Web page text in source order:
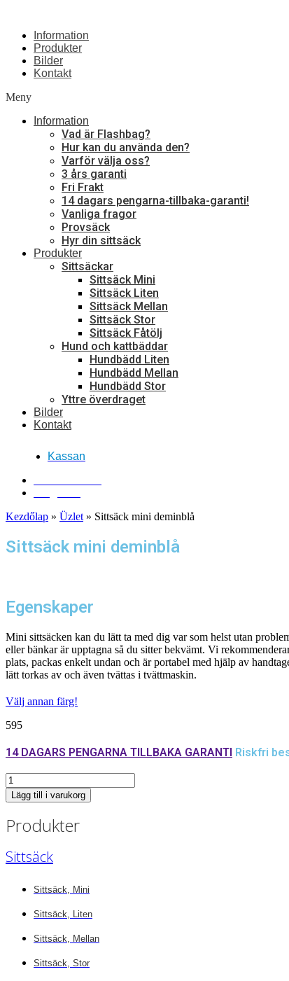
Information
Produkter
Bilder
Kontakt
Meny
Information
Vad är Flashbag?
Hur kan du använda den?
Varför välja oss?
3 års garanti
Fri Frakt
14 dagars pengarna-tillbaka-garanti!
Vanliga fragor
Provsäck
Hyr din sittsäck
Produkter
Sittsäckar
Sittsäck Mini
Sittsäck Liten
Sittsäck Mellan
Sittsäck Stor
Sittsäck Fåtölj
Hund och kattbäddar
Hundbädd Liten
Hundbädd Mellan
Hundbädd Stor
Yttre överdraget
Bilder
Kontakt
Kassan
Kezdőlap » Üzlet » Sittsäck mini deminblå
Sittsäck mini deminblå
Egenskaper
Mini sittsäcken kan du lätt ta med dig var som helst utan
eller bänkar är upptagna så du sitter bekvämt. Vi
plats, packas enkelt undan och är portabel med hjälp av
lätt torkas av och även tvättas i tvättmaskin.
Välj annan färg!
595
14 DAGARS PENGARNA TILLBAKA GARANTI Riskfri
Sittsäck
mini
deminblå
Lägg till i varukorg
Produkter
Sittsäck
Sittsäck, Mini
Sittsäck, Liten
Sittsäck, Mellan
Sittsäck, Stor